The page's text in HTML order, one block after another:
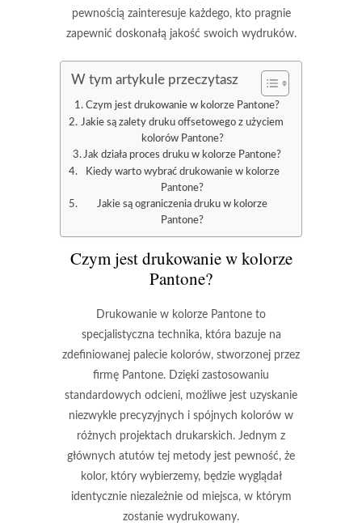
pewnością zainteresuje każdego, kto pragnie
zapewnić doskonałą jakość swoich wydruków.
W tym artykule przeczytasz
Czym jest drukowanie w kolorze Pantone?
Jakie są zalety druku offsetowego z użyciem
kolorów Pantone?
Jak działa proces druku w kolorze Pantone?
Kiedy warto wybrać drukowanie w kolorze
Pantone?
Jakie są ograniczenia druku w kolorze
Pantone?
Czym jest drukowanie w kolorze
Pantone?
Drukowanie w kolorze Pantone to
specjalistyczna technika, która bazuje na
zdefiniowanej palecie kolorów, stworzonej przez
firmę Pantone. Dzięki zastosowaniu
standardowych odcieni, możliwe jest uzyskanie
niezwykle precyzyjnych i spójnych kolorów w
różnych projektach drukarskich. Jednym z
głównych atutów tej metody jest pewność, że
kolor, który wybierzemy, będzie wyglądał
identycznie niezależnie od miejsca, w którym
zostanie wydrukowany.